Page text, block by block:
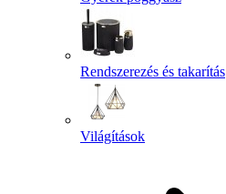
Rendszerezés és takarítás
Világítások